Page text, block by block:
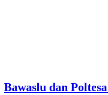
Bawaslu dan